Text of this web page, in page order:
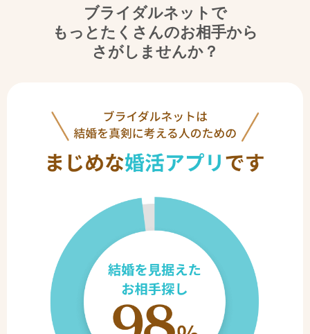
ブライダルネットで
もっとたくさんのお相手から
さがしませんか？